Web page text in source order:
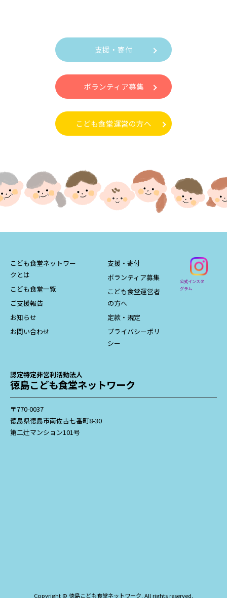
支援・寄付
ボランティア募集
こども食堂運営の方へ
こども食堂ネットワー
クとは
こども食堂一覧
ご支援報告
お知らせ
お問い合わせ
支援・寄付
ボランティア募集
こども食堂運営者
の方へ
定款・規定
プライバシーポリ
シー
公式インスタ
グラム
認定特定非営利活動法人
徳島こども食堂ネットワーク
〒770-0037
徳島県徳島市南佐古七番町8-30
第二辻マンション101号
Copyright © 徳島こども食堂ネットワーク. All rights reserved.